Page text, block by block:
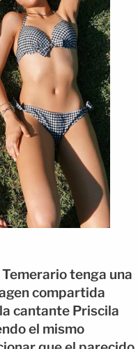
tenga una
compartida
cantante Priscila
el mismo